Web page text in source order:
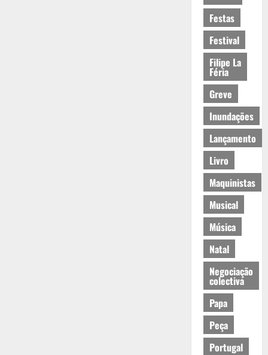
Festas
Festival
Filipe La
Féria
Greve
Inundações
Lançamento
Livro
Maquinistas
Musical
Música
Natal
Negociação
colectiva
Papa
Peça
Portugal